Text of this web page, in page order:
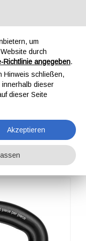
um
durch
Richtlinie angegeben.
Hinweis schließen,
innerhalb dieser
dieser Seite
Akzeptieren